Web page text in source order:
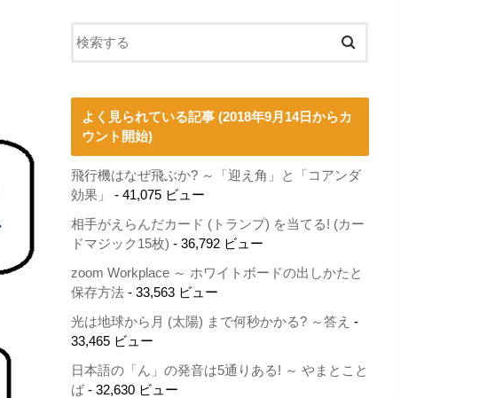
よく見られている記事 (2018年9月14日からカ
ウント開始)
飛行機はなぜ飛ぶか? ～「迎え角」と「コアンダ
効果」
- 41,075 ビュー
相手がえらんだカード (トランプ) を当てる! (カー
ドマジック15枚) - 36,792 ビュー
zoom Workplace ～ ホワイトボードの出しかたと
保存方法 - 33,563 ビュー
光は地球から月 (太陽) まで何秒かかる? ～答え -
33,465 ビュー
日本語の「ん」の発音は5通りある! ～ やまとこと
ば - 32,630 ビュー